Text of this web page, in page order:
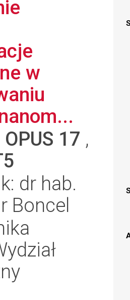
w
OPUS 17 ,
dr hab.
Boncel